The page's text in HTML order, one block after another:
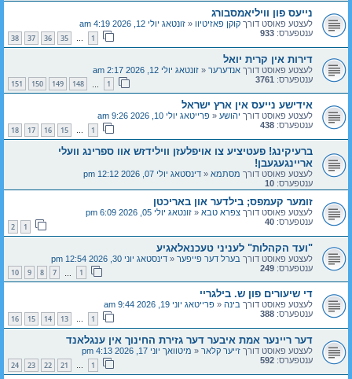
נייעס פון וויליאמסבורג
לעצטע פאוסט דורך קוקן פאזיטיוו « זונטאג יולי 12, 2026 4:19 am
ענטפערס: 933
1
…
35
36
37
38
דירות אין קרית יואל
לעצטע פאוסט דורך אנדערער « זונטאג יולי 12, 2026 2:17 am
ענטפערס: 3761
1
148
149
150
151
אידישע נייעס אין ארץ ישראל
לעצטע פאוסט דורך יהושע « פרייטאג יולי 10, 2026 9:26 am
ענטפערס: 438
1
…
15
16
17
18
ברעיקינג! פעטיציע צו אויפלעזן ווילידזש אוו ספרינג וועלי
אריינגעגעבן!
לעצטע פאוסט דורך מסתמא « דינסטאג יולי 07, 2026 12:12 pm
ענטפערס: 10
זומער קעמפס; בילדער און באריכטן
לעצטע פאוסט דורך צפרא טבא « זונטאג יולי 05, 2026 6:09 pm
ענטפערס: 40
1
2
"ועד הקהלות" לעניני טעכנאלאגיע
לעצטע פאוסט דורך בערל דער פייפער « דינסטאג יוני 30, 2026 12:54 pm
ענטפערס: 249
1
7
8
9
10
די שיעורים פון ש. בילגריי
לעצטע פאוסט דורך בינה « פרייטאג יוני 19, 2026 9:44 am
ענטפערס: 388
1
…
13
14
15
16
דער ריינער אמת איבער דער גזירת החינוך אין ענגלאנד
לעצטע פאוסט דורך זייער קלאר « מיטוואך יוני 17, 2026 4:13 pm
ענטפערס: 592
1
…
21
22
23
24